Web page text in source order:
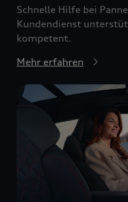
Schnelle Hilfe bei
Kundendienst
kompetent.
Mehr erfahren